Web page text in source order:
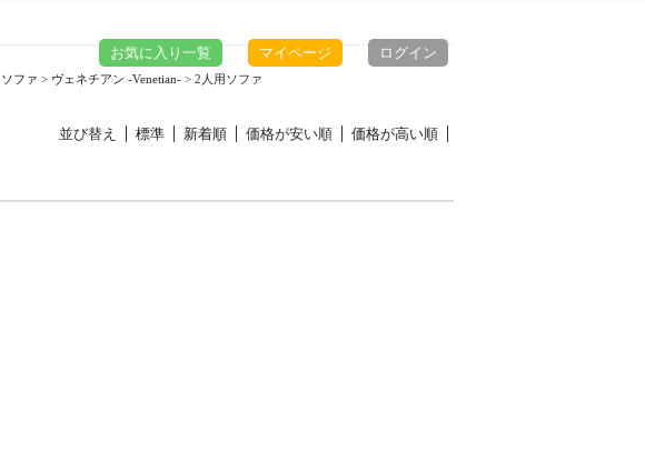
お気に入り一覧 マイページ ログイン
ファ > ヴェネチアン -Venetian- > 2人用ソファ
並び替え 標準 新着順 価格が安い順 価格が高い順